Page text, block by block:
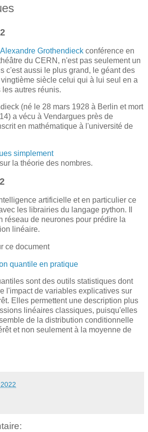
Alexandre Grothendieck conférence en
du CERN, n'est pas seulement un
c'est aussi le plus grand, le géant des
siècle celui qui à lui seul en a
autres réunis.
(né le 28 mars 1928 à Berlin et mort
a vécu à Vendargues près de
en mathématique à l'université de
simplement
la théorie des nombres.
artificielle et en particulier ce
les librairies du langage python. Il
réseau de neurones pour prédire la
linéaire.
ce document
quantile en pratique
sont des outils statistiques dont
l'impact de variables explicatives sur
Elles permettent une description plus
linéaires classiques, puisqu'elles
de la distribution conditionnelle
et non seulement à la moyenne de